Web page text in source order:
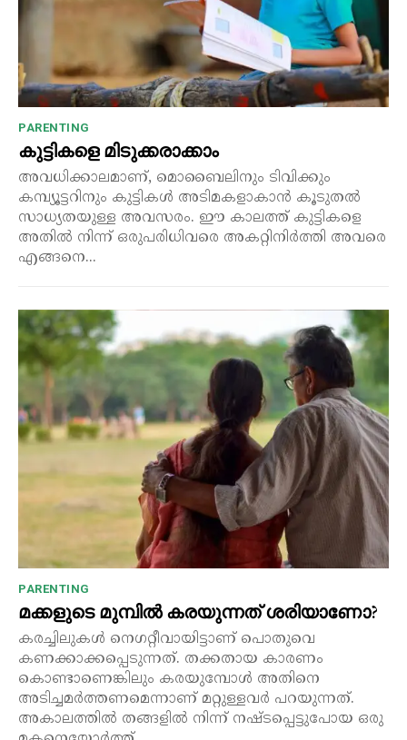
PARENTING
കുട്ടികളെ മിടുക്കരാക്കാം
അവധിക്കാലമാണ്, മൊബൈലിനും ടിവിക്കും
കമ്പ്യൂട്ടറിനും കുട്ടികൾ അടിമകളാകാൻ കൂടുതൽ
സാധ്യതയുള്ള അവസരം. ഈ കാലത്ത് കുട്ടികളെ
അതിൽ നിന്ന് ഒരുപരിധിവരെ അകറ്റിനിർത്തി അവരെ
എങ്ങനെ...
PARENTING
മക്കളുടെ മുമ്പിൽ കരയുന്നത് ശരിയാണോ?
കരച്ചിലുകൾ നെഗറ്റീവായിട്ടാണ് പൊതുവെ
കണക്കാക്കപ്പെടുന്നത്. തക്കതായ കാരണം
കൊണ്ടാണെങ്കിലും കരയുമ്പോൾ അതിനെ
അടിച്ചമർത്തണമെന്നാണ് മറ്റുള്ളവർ പറയുന്നത്.
അകാലത്തിൽ തങ്ങളിൽ നിന്ന് നഷ്ടപ്പെട്ടുപോയ ഒരു